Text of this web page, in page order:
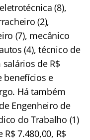
(8),
(2),
(7), mecânico
(4), técnico de
de R$
benefícios e
Há também
Engenheiro de
do Trabalho (1)
7.480,00, R$